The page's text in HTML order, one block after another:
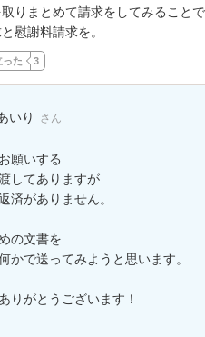
りまとめて請求をしてみることで
慰謝料請求を。
った 3
いり さん
願いする
してありますが
済がありません。
の文書を
かで送ってみようと思います。
りがとうございます！